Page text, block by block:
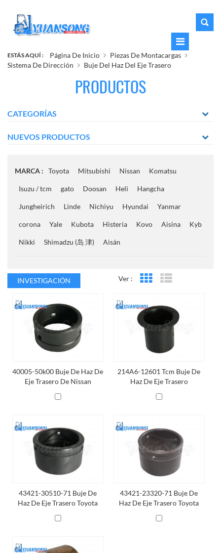
ESTÁS AQUÍ : Página De Inicio
Piezas De Montacargas
Sistema De Dirección
Buje Del Haz Del Eje Trasero
PRODUCTOS
CATEGORÍAS
NUEVOS PRODUCTOS
MARCA : Toyota Mitsubishi Nissan Komatsu
Isuzu / tcm gato Doosan Heli Hangcha
Jungheirich Linde Nichiyu Hyundai Yanmar
corona Yale Kubota Histeria Kovo Aisina Kyb
Nikki Shimadzu (岛 津) Aisán
INVESTIGACIÓN Ver : Vista en cuadrícula
40005-50k00 Buje De Haz De
Eje Trasero De Nissan
214A6-12601 Tcm Buje De
Haz De Eje Trasero
43421-30510-71 Buje De
Haz De Eje Trasero Toyota
43421-23320-71 Buje De
Haz De Eje Trasero Toyota